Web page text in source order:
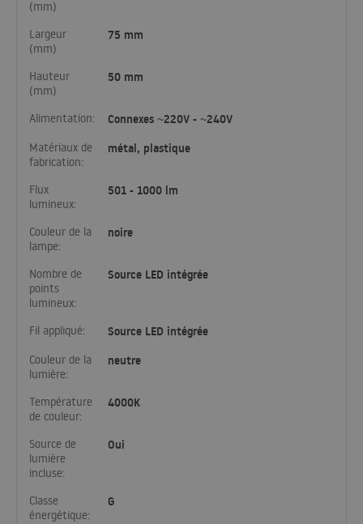
(mm)
Largeur
(mm)
75 mm
Hauteur
(mm)
50 mm
Alimentation: Connexes ~220V - ~240V
Matériaux de
fabrication:
métal, plastique
Flux
lumineux:
501 - 1000 lm
Couleur de la
lampe:
noire
Nombre de
points
lumineux:
Source LED intégrée
Fil appliqué: Source LED intégrée
Couleur de la
lumière:
neutre
Température
de couleur:
4000K
Source de
lumière
incluse:
Oui
Classe
énergétique:
G